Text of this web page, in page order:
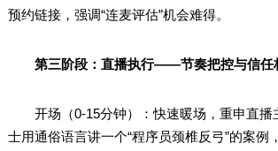
预约链接，强调“连麦评估”机会难得。
第三阶段：直播执行——节奏把控与信任
开场（0-15分钟）：快速暖场，重申直播
士用通俗语言讲一个“程序员颈椎反弓”的案例